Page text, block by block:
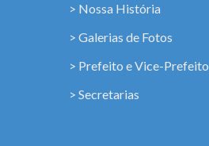
> Nossa História
> Galerias de Fotos
> Prefeito e Vice-Prefeito
> Secretarias